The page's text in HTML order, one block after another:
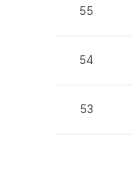
55
54
53